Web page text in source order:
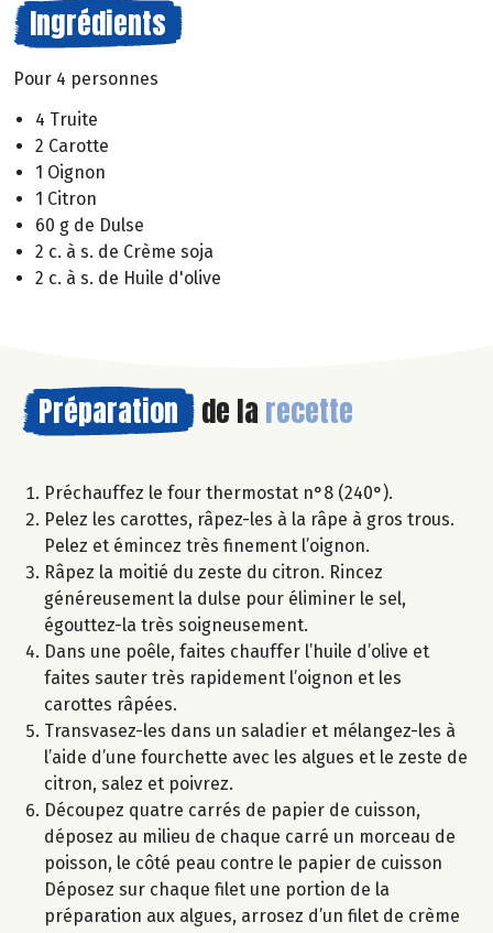
Ingrédients
Pour 4 personnes
4 Truite
2 Carotte
1 Oignon
1 Citron
60 g de Dulse
2 c. à s. de Crème soja
2 c. à s. de Huile d'olive
Préparation de la recette
Préchauffez le four thermostat n°8 (240°).
Pelez les carottes, râpez-les à la râpe à gros trous.
Pelez et émincez très finement l’oignon.
Râpez la moitié du zeste du citron. Rincez
généreusement la dulse pour éliminer le sel,
égouttez-la très soigneusement.
Dans une poêle, faites chauffer l’huile d’olive et
faites sauter très rapidement l’oignon et les
carottes râpées.
Transvasez-les dans un saladier et mélangez-les à
l’aide d’une fourchette avec les algues et le zeste de
citron, salez et poivrez.
Découpez quatre carrés de papier de cuisson,
déposez au milieu de chaque carré un morceau de
poisson, le côté peau contre le papier de cuisson
Déposez sur chaque filet une portion de la
préparation aux algues, arrosez d’un filet de crème